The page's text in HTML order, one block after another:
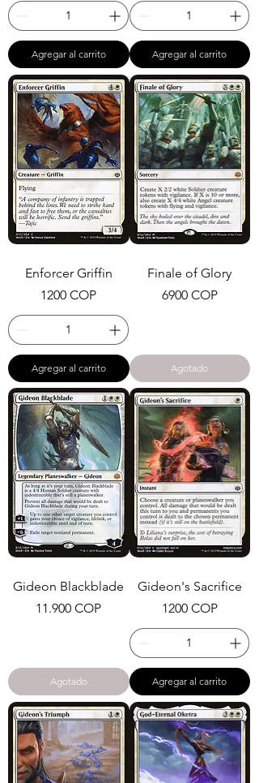
Agregar al carrito Agregar al carrito
Enforcer Griffin
Precio
1200 COP
Agregar al carrito
Finale of Glory
Precio
6900 COP
Agotado
Gideon Blackblade
Precio
11.900 COP
Agotado
Gideon's Sacrifice
Precio
1200 COP
Agregar al carrito